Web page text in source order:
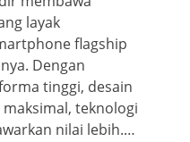
layak
flagship
Dengan
tinggi, desain
teknologi
nilai lebih.…